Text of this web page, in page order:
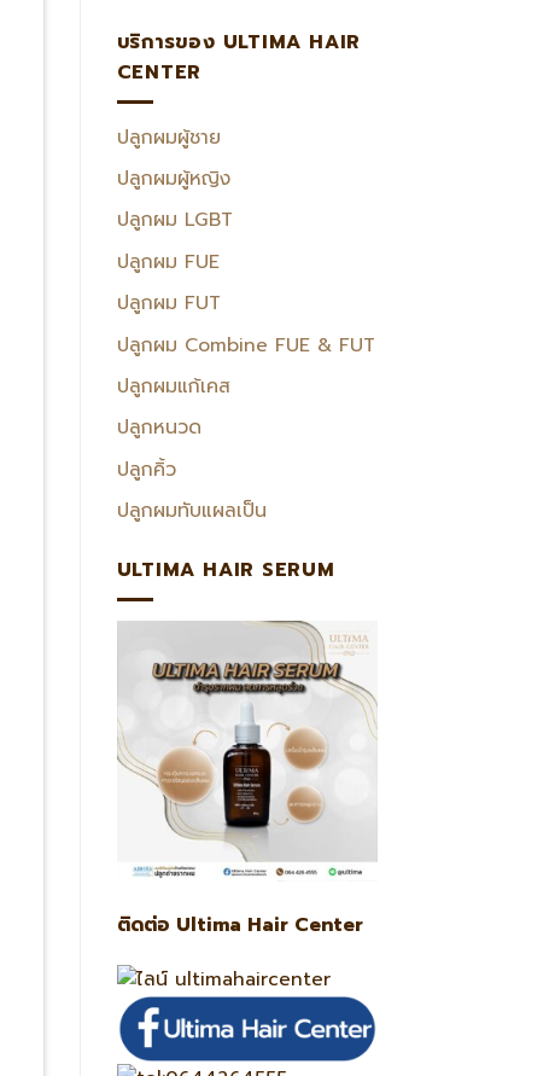
บริการของ ULTIMA HAIR
CENTER
ปลูกผมผู้ชาย
ปลูกผมผู้หญิง
ปลูกผม LGBT
ปลูกผม FUE
ปลูกผม FUT
ปลูกผม Combine FUE & FUT
ปลูกผมแก้เคส
ปลูกหนวด
ปลูกคิ้ว
ปลูกผมทับแผลเป็น
ULTIMA HAIR SERUM
ติดต่อ Ultima Hair Center